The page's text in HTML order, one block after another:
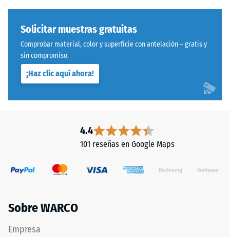
Solicitar muestras gratuitas
Comprobar material, color y superficie con antelación – gratis y
sin compromiso.
¡Haz clic aquí ahora!
4.4
101 reseñas en Google Maps
Sobre WARCO
Empresa